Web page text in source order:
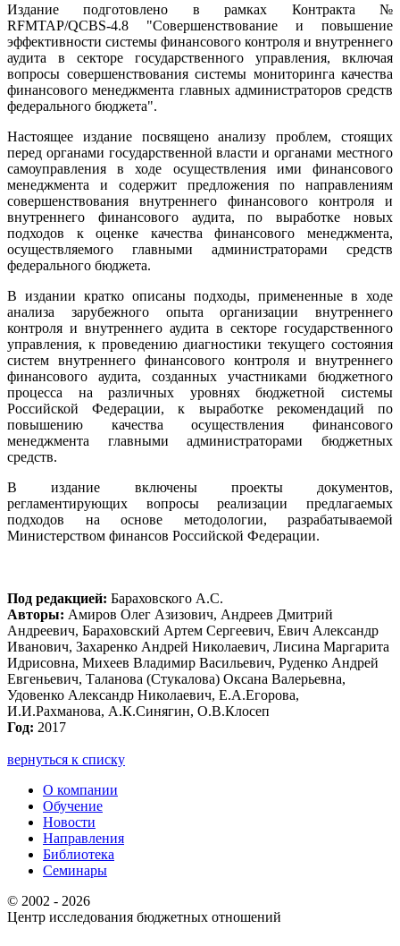
Издание подготовлено в рамках Контракта №
RFMTAP/QCBS-4.8 "Совершенствование и повышение
эффективности системы финансового контроля и внутреннего
аудита в секторе государственного управления, включая
вопросы совершенствования системы мониторинга качества
финансового менеджмента главных администраторов средств
федерального бюджета".
Настоящее издание посвящено анализу проблем, стоящих
перед органами государственной власти и органами местного
самоуправления в ходе осуществления ими финансового
менеджмента и содержит предложения по направлениям
совершенствования внутреннего финансового контроля и
внутреннего финансового аудита, по выработке новых
подходов к оценке качества финансового менеджмента,
осуществляемого главными администраторами средств
федерального бюджета.
В издании кратко описаны подходы, примененные в ходе
анализа зарубежного опыта организации внутреннего
контроля и внутреннего аудита в секторе государственного
управления, к проведению диагностики текущего состояния
систем внутреннего финансового контроля и внутреннего
финансового аудита, созданных участниками бюджетного
процесса на различных уровнях бюджетной системы
Российской Федерации, к выработке рекомендаций по
повышению качества осуществления финансового
менеджмента главными администраторами бюджетных
средств.
В издание включены проекты документов,
регламентирующих вопросы реализации предлагаемых
подходов на основе методологии, разрабатываемой
Министерством финансов Российской Федерации.
Под редакцией: Бараховского А.С.
Авторы: Амиров Олег Азизович, Андреев Дмитрий
Андреевич, Бараховский Артем Сергеевич, Евич Александр
Иванович, Захаренко Андрей Николаевич, Лисина Маргарита
Идрисовна, Михеев Владимир Васильевич, Руденко Андрей
Евгеньевич, Таланова (Стукалова) Оксана Валерьевна,
Удовенко Александр Николаевич, Е.А.Егорова,
И.И.Рахманова, А.К.Синягин, О.В.Клосеп
Год: 2017
вернуться к списку
О компании
Обучение
Новости
Направления
Библиотека
Семинары
© 2002 - 2026
Центр иcследования бюджетных отношений